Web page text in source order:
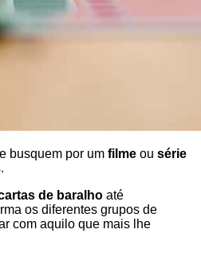
busquem por um filme ou série
de baralho até
os diferentes grupos de
com aquilo que mais lhe